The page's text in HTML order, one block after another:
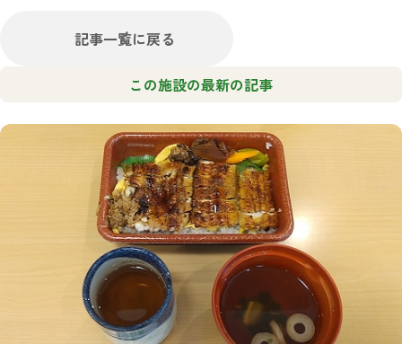
記事一覧に戻る
この施設の最新の記事